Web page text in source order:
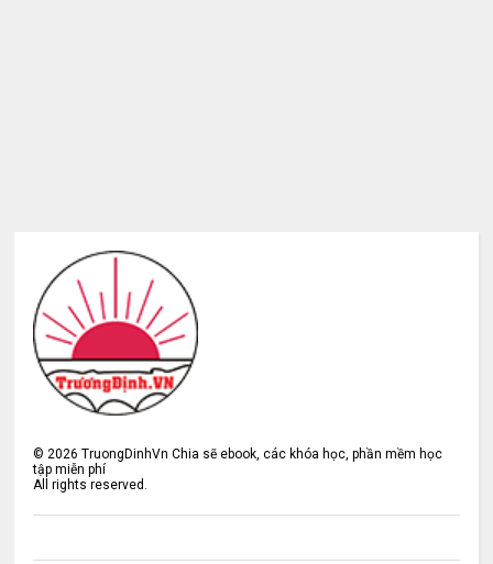
©2026 TruongDinhVn Chia sẽ ebook, các khóa học, phần mềm học
tập miễn phí
All rights reserved.